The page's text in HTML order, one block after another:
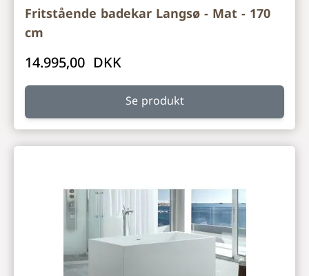
Fritstående badekar Langsø - Mat - 170
cm
14.995,00 DKK
Se produkt